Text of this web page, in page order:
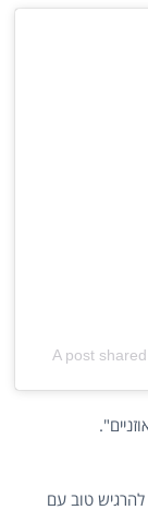
A post
להרגיש טוב עם